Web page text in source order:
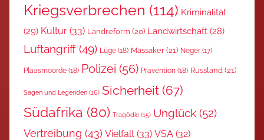
Kriegsverbrechen (114) Kriminalität
(29) Kultur (33) Landreform (20) Landwirtschaft (28)
Luftangriff (49) Lüge (18) Massaker (21) Neger (17)
Plaasmoorde (18) Polizei (56) Prävention (18) Russland (21)
Sagen und Legenden (16) Sicherheit (67)
Südafrika (80) Tragödie (15) Unglück (52)
Vertreibung (43) Vielfalt (33) VSA (32)